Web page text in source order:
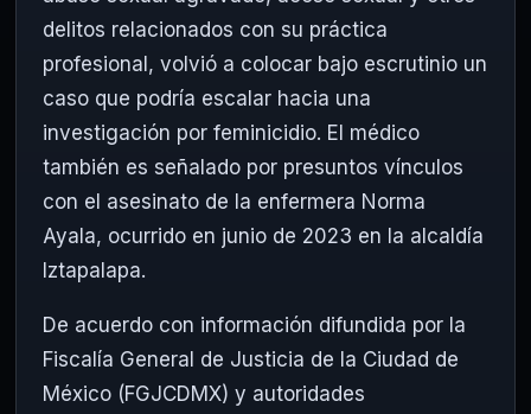
delitos relacionados con su práctica
profesional, volvió a colocar bajo escrutinio un
caso que podría escalar hacia una
investigación por feminicidio. El médico
también es señalado por presuntos vínculos
con el asesinato de la enfermera Norma
Ayala, ocurrido en junio de 2023 en la alcaldía
Iztapalapa.
De acuerdo con información difundida por la
Fiscalía General de Justicia de la Ciudad de
México (FGJCDMX) y autoridades